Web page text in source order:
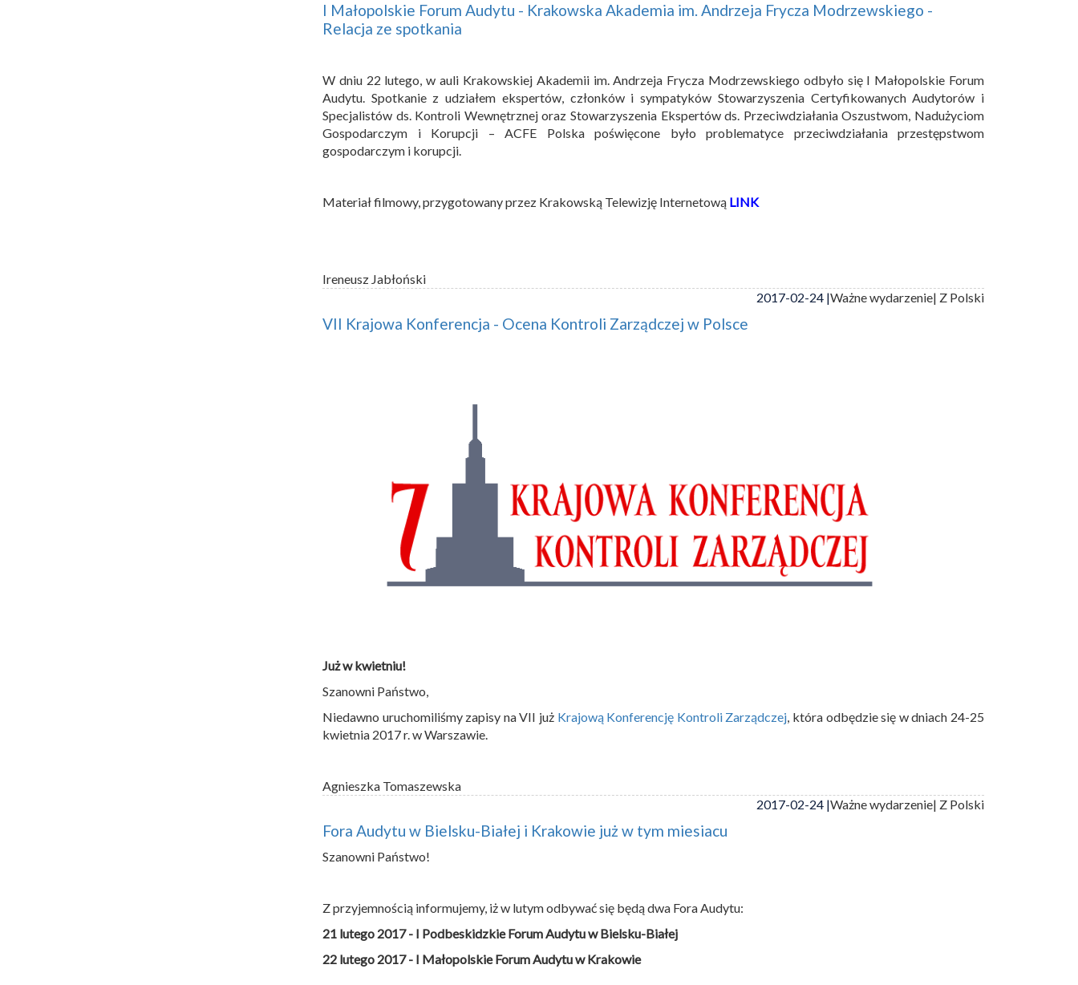
I Małopolskie Forum Audytu - Krakowska Akademia im. Andrzeja Frycza Modrzewskiego -
Relacja ze spotkania
W dniu 22 lutego, w auli Krakowskiej Akademii im. Andrzeja Frycza Modrzewskiego odbyło się I Małopolskie Forum
Audytu. Spotkanie z udziałem ekspertów, członków i sympatyków Stowarzyszenia Certyfikowanych Audytorów i
Specjalistów ds. Kontroli Wewnętrznej oraz Stowarzyszenia Ekspertów ds. Przeciwdziałania Oszustwom, Nadużyciom
Gospodarczym i Korupcji – ACFE Polska poświęcone było problematyce przeciwdziałania przestępstwom
gospodarczym i korupcji.
Materiał filmowy, przygotowany przez Krakowską Telewizję Internetową LINK
Ireneusz Jabłoński
2017-02-24 |Ważne wydarzenie| Z Polski
VII Krajowa Konferencja - Ocena Kontroli Zarządczej w Polsce
Już w kwietniu!
Szanowni Państwo,
Niedawno uruchomiliśmy zapisy na VII już Krajową Konferencję Kontroli Zarządczej, która odbędzie się w dniach 24-25
kwietnia 2017 r. w Warszawie.
Agnieszka Tomaszewska
2017-02-24 |Ważne wydarzenie| Z Polski
Fora Audytu w Bielsku-Białej i Krakowie już w tym miesiacu
Szanowni Państwo!
Z przyjemnością informujemy, iż w lutym odbywać się będą dwa Fora Audytu:
21 lutego 2017 - I Podbeskidzkie Forum Audytu w Bielsku-Białej
22 lutego 2017 - I Małopolskie Forum Audytu w Krakowie